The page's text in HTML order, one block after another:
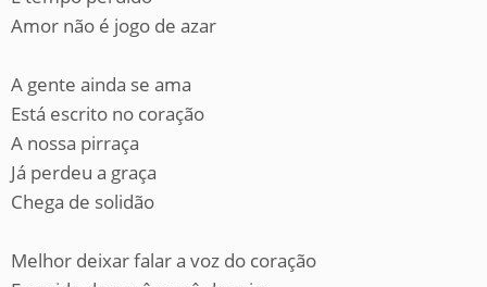
Amor não é jogo de azar
A gente ainda se ama
Está escrito no coração
A nossa pirraça
Já perdeu a graça
Chega de solidão
Melhor deixar falar a voz do coração